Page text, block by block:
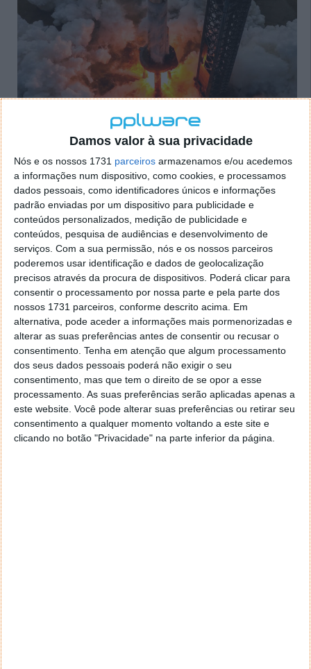
Damos valor à sua privacidade
Nós e os nossos 1731 parceiros armazenamos e/ou acedemos
a informações num dispositivo, como cookies, e processamos
dados pessoais, como identificadores únicos e informações
padrão enviadas por um dispositivo para publicidade e
conteúdos personalizados, medição de publicidade e
conteúdos, pesquisa de audiências e desenvolvimento de
serviços. Com a sua permissão, nós e os nossos parceiros
poderemos usar identificação e dados de geolocalização
precisos através da procura de dispositivos. Poderá clicar para
consentir o processamento por nossa parte e pela parte dos
nossos 1731 parceiros, conforme descrito acima. Em
alternativa, pode aceder a informações mais pormenorizadas e
alterar as suas preferências antes de consentir ou recusar o
consentimento. Tenha em atenção que algum processamento
dos seus dados pessoais poderá não exigir o seu
consentimento, mas que tem o direito de se opor a esse
processamento. As suas preferências serão aplicadas apenas a
este website. Você pode alterar suas preferências ou retirar seu
consentimento a qualquer momento voltando a este site e
clicando no botão "Privacidade" na parte inferior da página.
Satélites V3 da Starlink são a carga
Os satélites V3, conforme o relatório anual de
progresso da empresa, pretendem trazer velocidades
de gigabyte aos assinantes Starlink. Espera-se que
estes satélites V3 sejam muito mais pesados ​​do que
os V2, pesando supostamente até 2000 kg. O objetivo
para cada Starship é implementar 60 satélites V3,
permitindo adicionar “60 Tbps de capacidade à rede
por lançamento”.
Este teste tentará também capturar o Super Heavy
Booster, que a empresa já conseguiu durante o seu
quinto teste em outubro. Se as condições forem
desfavoráveis, espera-se que o propulsor caia em
segurança no Golfo do México.
Este artigo tem mais de um ano